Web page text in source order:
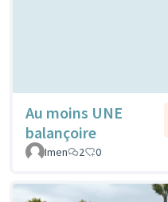
Au moins UNE
balançoire
Imen
2 0